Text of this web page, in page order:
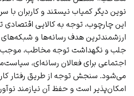
نوین دیگر کمیاب نیستند و کاربران با
این چارچوب، توجه به کالایی
ارزشمندترین هدف رسانه‌ها و
جلب و نگهداشت توجه مخاطب، موجب
اجتماعی برای فعالان رسانه‌ای،
می‌شود. سنجش توجه از طریق رفتار
امکان‌پذیر است و حفظ آن نیازمند